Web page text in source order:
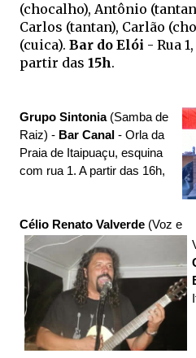
(chocalho), Antônio
Carlos (tantan), Carlão
(cuica). Bar do Elói - Rua
partir das 15h.
Grupo Sintonia(Samba de
Raiz) - Bar Canal - Orla da
Praia de Itaipuaçu, esquina
com rua 1. A partir das 16h,
Célio Renato Valverde (Voz e